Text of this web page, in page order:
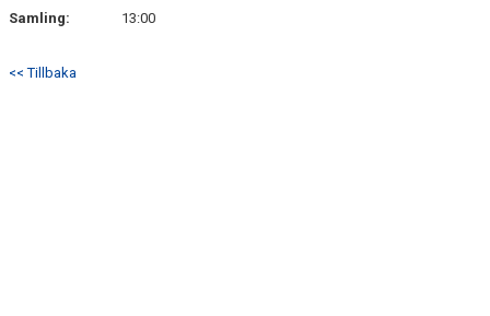
Samling:
13:00
<< Tillbaka